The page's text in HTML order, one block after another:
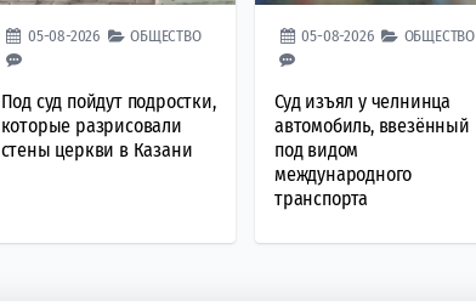
05-08-2026 ОБЩЕСТВО
Под суд пойдут подростки,
которые разрисовали
стены церкви в Казани
05-08-2026 ОБЩЕСТВО
Суд изъял у челнинца
автомобиль, ввезённый
под видом
международного
транспорта